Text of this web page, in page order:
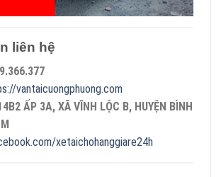
liên hệ
vantaicuongphuong.com
ẤP 3A, XÃ VĨNH LỘC B, HUYỆN BÌNH
xetaichohanggiare24h